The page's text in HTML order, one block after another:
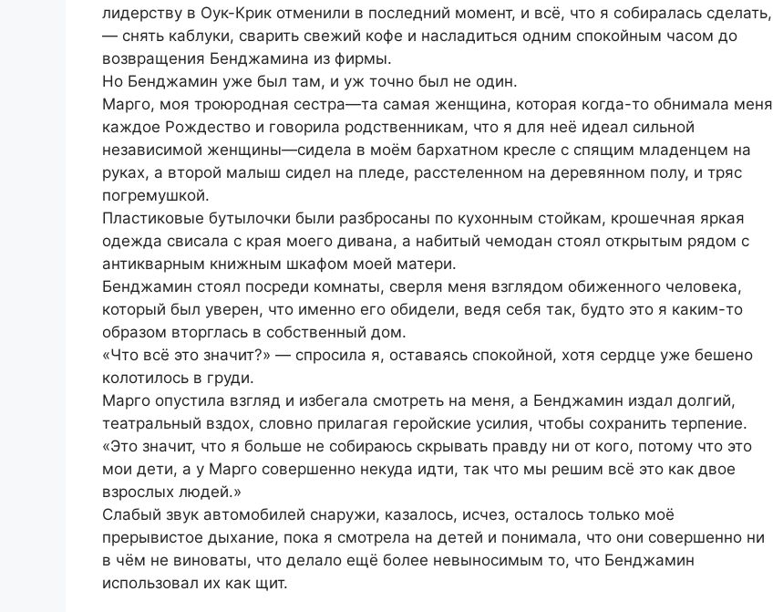
лидерству в Оук-Крик отменили в последний момент, и всё, что я собиралась сделать,
— снять каблуки, сварить свежий кофе и насладиться одним спокойным часом до
возвращения Бенджамина из фирмы.
Но Бенджамин уже был там, и уж точно был не один.
Марго, моя троюродная сестра—та самая женщина, которая когда-то обнимала меня
каждое Рождество и говорила родственникам, что я для неё идеал сильной
независимой женщины—сидела в моём бархатном кресле с спящим младенцем на
руках, а второй малыш сидел на пледе, расстеленном на деревянном полу, и тряс
погремушкой.
Пластиковые бутылочки были разбросаны по кухонным стойкам, крошечная яркая
одежда свисала с края моего дивана, а набитый чемодан стоял открытым рядом с
антикварным книжным шкафом моей матери.
Бенджамин стоял посреди комнаты, сверля меня взглядом обиженного человека,
который был уверен, что именно его обидели, ведя себя так, будто это я каким-то
образом вторглась в собственный дом.
«Что всё это значит?» — спросила я, оставаясь спокойной, хотя сердце уже бешено
колотилось в груди.
Марго опустила взгляд и избегала смотреть на меня, а Бенджамин издал долгий,
театральный вздох, словно прилагая геройские усилия, чтобы сохранить терпение.
«Это значит, что я больше не собираюсь скрывать правду ни от кого, потому что это
мои дети, а у Марго совершенно некуда идти, так что мы решим всё это как двое
взрослых людей.»
Слабый звук автомобилей снаружи, казалось, исчез, осталось только моё
прерывистое дыхание, пока я смотрела на детей и понимала, что они совершенно ни
в чём не виноваты, что делало ещё более невыносимым то, что Бенджамин
использовал их как щит.